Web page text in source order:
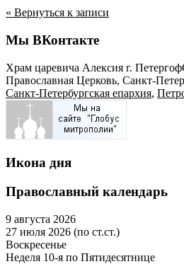
« Вернуться к записи
Мы ВКонтакте
Храм царевича Алексия г. Петергоф
Православная Церковь, Санкт-
Санкт-Петербургская епархия,
Икона дня
Православный календарь
9 августа 2026
27 июля 2026 (по ст.ст.)
Воскресенье
Неделя 10-я по Пятидесятнице